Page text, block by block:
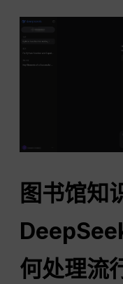
图书馆知
何处理流